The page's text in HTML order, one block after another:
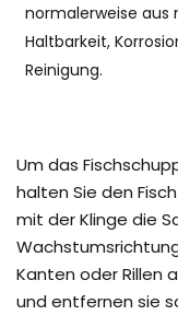
normalerweise aus
Haltbarkeit,
Reinigung.
Um das
halten Sie den
mit der Klinge die
Kanten oder Rillen
und entfernen sie